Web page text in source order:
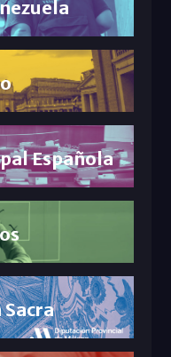
Española